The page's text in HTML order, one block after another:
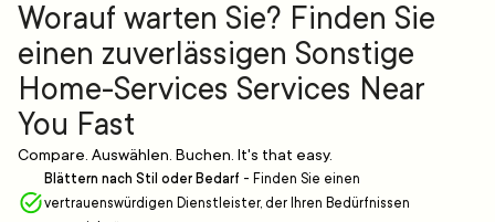
Worauf warten Sie? Finden Sie
einen zuverlässigen Sonstige
Home-Services Services Near
You Fast
Compare. Auswählen. Buchen. It's that easy.
Blättern nach Stil oder Bedarf - Finden Sie einen
vertrauenswürdigen Dienstleister, der Ihren Bedürfnissen